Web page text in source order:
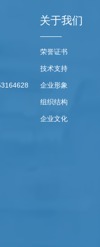
关于我们
荣誉证书
技术支持
企业形象
组织结构
企业文化